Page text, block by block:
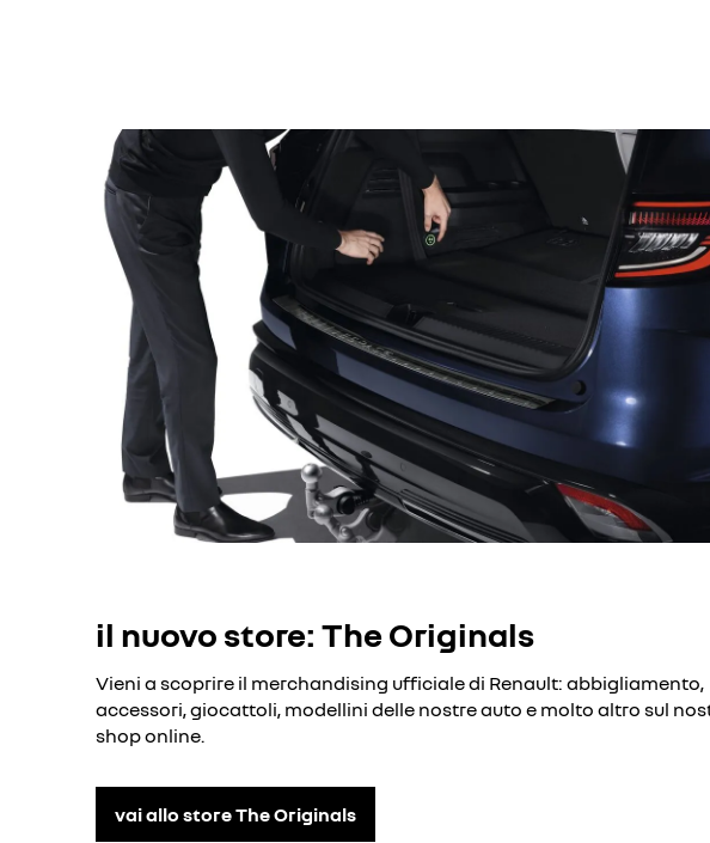
il nuovo store: The Originals
Vieni a scoprire il merchandising ufficiale di Renault: abbigliamento,
accessori, giocattoli, modellini delle nostre auto e molto altro sul
shop online.
vai allo store The Originals